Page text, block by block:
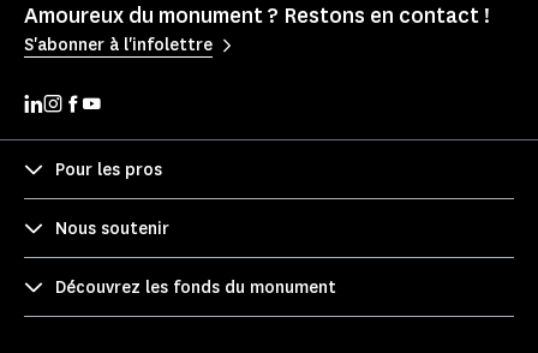
Amoureux du monument ? Restons en contact !
S'abonner à l'infolettre
Pour les pros
Nous soutenir
Découvrez les fonds du monument